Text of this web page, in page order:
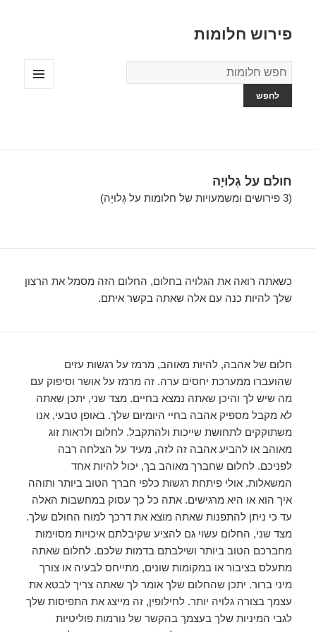
פירוש חלומות
מילון
החלומות
חולם על גְלוּיָה
(3 פירושים ומשמעויות של חלומות על גְלוּיָה)
כשאתה רואה את הגלויה בחלום, החלום הזה מסמל את הרצון
שלך להיות כנה עם אלה שאתה בקשר איתם.
חלום של אהבה, להיות מאוהב, מרמז על רגשות עזים
שהועברו ממערכת יחסים ערה. זה מרמז על אושר וסיפוק עם
מה שיש לך והיכן שאתה נמצא בחיים. מצד שני, יתכן שאתה
לא מקבל מספיק אהבה בחיי היומיום שלך. באופן טבעי, אנו
משתוקקים לתחושת שייכות ולהתקבל. לחלום ולראות זוג
מאוהב או להביע אהבה זה לזה, מעיד על הצלחה רבה
לפניכם. לחלום שחברך מאוהב בך, יכול להיות אחד
המשאלות. אולי פיתחת רגשות כלפי חברך הטוב ביותר ותוהה
איך הוא או היא מרגישים. אתה כל כך עסוק במחשבות האלה
עד כי ניתן להתפנות שאתה מוצא את דרכך למוח החולם שלך.
מצד שני, החלום עשוי גם להציע שקיבלתם איכויות מסוימות
מחברכם הטוב ביותר ושילבתם בדמות שלכם. לחלום שאתה
מתעלס בציבור או במקומות שונים, מתייחס לבעיה או צורך
מיני ברור. יתכן שהחלום שלך אומר לך שאתה צריך לבטא את
עצמך בצורה גלויה יותר. לחילופין, זה מייצג את התפיסות שלך
לגבי המיניות שלך בעצמך בהקשר של נורמות פוליטיות